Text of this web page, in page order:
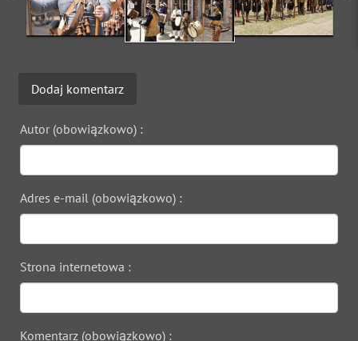
Dodaj komentarz
Autor (obowiązkowo) :
Adres e-mail (obowiązkowo) :
Strona internetowa :
Komentarz (obowiązkowo) :